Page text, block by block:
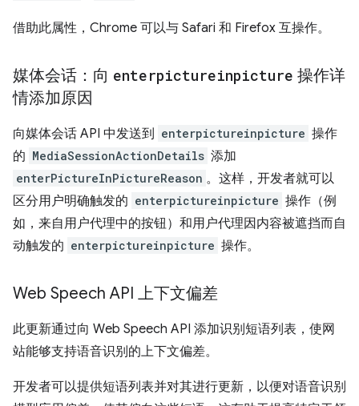
借助此属性，Chrome 可以与 Safari 和 Firefox 互操作。
媒体会话：向 enterpictureinpicture 操作详
情添加原因
向媒体会话 API 中发送到 enterpictureinpicture 操作
的 MediaSessionActionDetails 添加
enterPictureInPictureReason 。这样，开发者就可以
区分用户明确触发的 enterpictureinpicture 操作（例
如，来自用户代理中的按钮）和用户代理因内容被遮挡而自
动触发的 enterpictureinpicture 操作。
Web Speech API 上下文偏差
此更新通过向 Web Speech API 添加识别短语列表，使网
站能够支持语音识别的上下文偏差。
开发者可以提供短语列表并对其进行更新，以便对语音识别